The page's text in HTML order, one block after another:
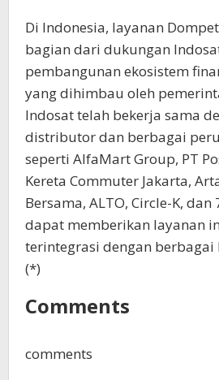
Di Indonesia, layanan
bagian dari dukungan
pembangunan ekosistem
yang dihimbau oleh
Indosat telah bekerja sama
distributor dan berbagai
seperti AlfaMart Group, PT
Kereta Commuter Jakarta,
Bersama, ALTO, Circle-K, dan
dapat memberikan layanan
terintegrasi dengan berbagai
(*)
Comments
comments